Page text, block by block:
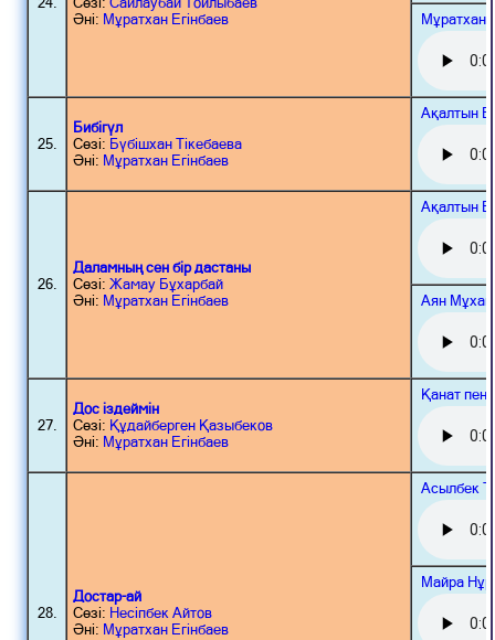
Әні: Мұратхан Егінбаев Мұратхан
25.
Бибігүл
Сөзі: Бүбішхан Тікебаева
Әні: Мұратхан Егінбаев
Ақалтын
26.
Даламның сен бір дастаны
Сөзі: Жамау Бұхарбай
Әні: Мұратхан Егінбаев
Ақалтын
Аян
27.
Дос іздеймін
Сөзі: Құдайберген Қазыбеков
Әні: Мұратхан Егінбаев
Қанат пен
28.
Достар-ай
Сөзі: Несіпбек Айтов
Әні: Мұратхан Егінбаев
Асылбек
Майра